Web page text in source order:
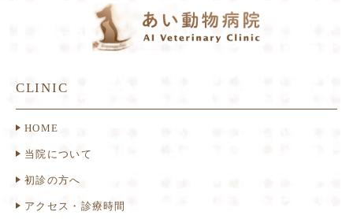
CLINIC
HOME
当院について
初診の方へ
アクセス・診療時間